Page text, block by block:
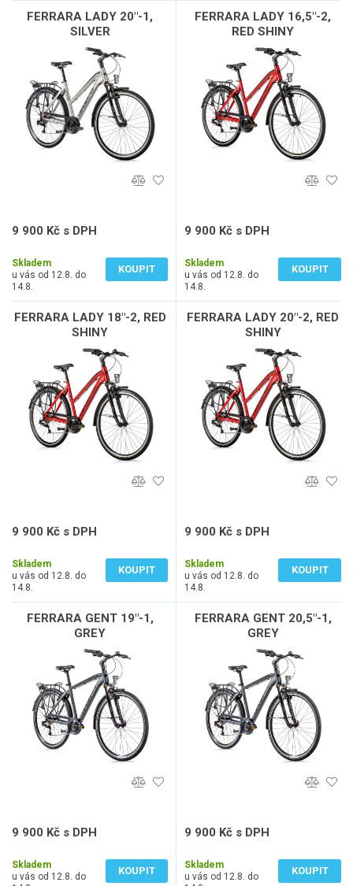
FERRARA LADY 20"-1,
SILVER
9 900 Kč s DPH
Skladem
u vás od 12.8. do
14.8.
KOUPIT
FERRARA LADY 16,5"-2,
RED SHINY
9 900 Kč s DPH
Skladem
u vás od 12.8. do
14.8.
KOUPIT
FERRARA LADY 18"-2, RED
SHINY
9 900 Kč s DPH
Skladem
u vás od 12.8. do
14.8.
KOUPIT
FERRARA LADY 20"-2, RED
SHINY
9 900 Kč s DPH
Skladem
u vás od 12.8. do
14.8.
KOUPIT
FERRARA GENT 19"-1,
GREY
9 900 Kč s DPH
Skladem
u vás od 12.8. do
KOUPIT
FERRARA GENT 20,5"-1,
GREY
9 900 Kč s DPH
Skladem
u vás od 12.8. do
KOUPIT